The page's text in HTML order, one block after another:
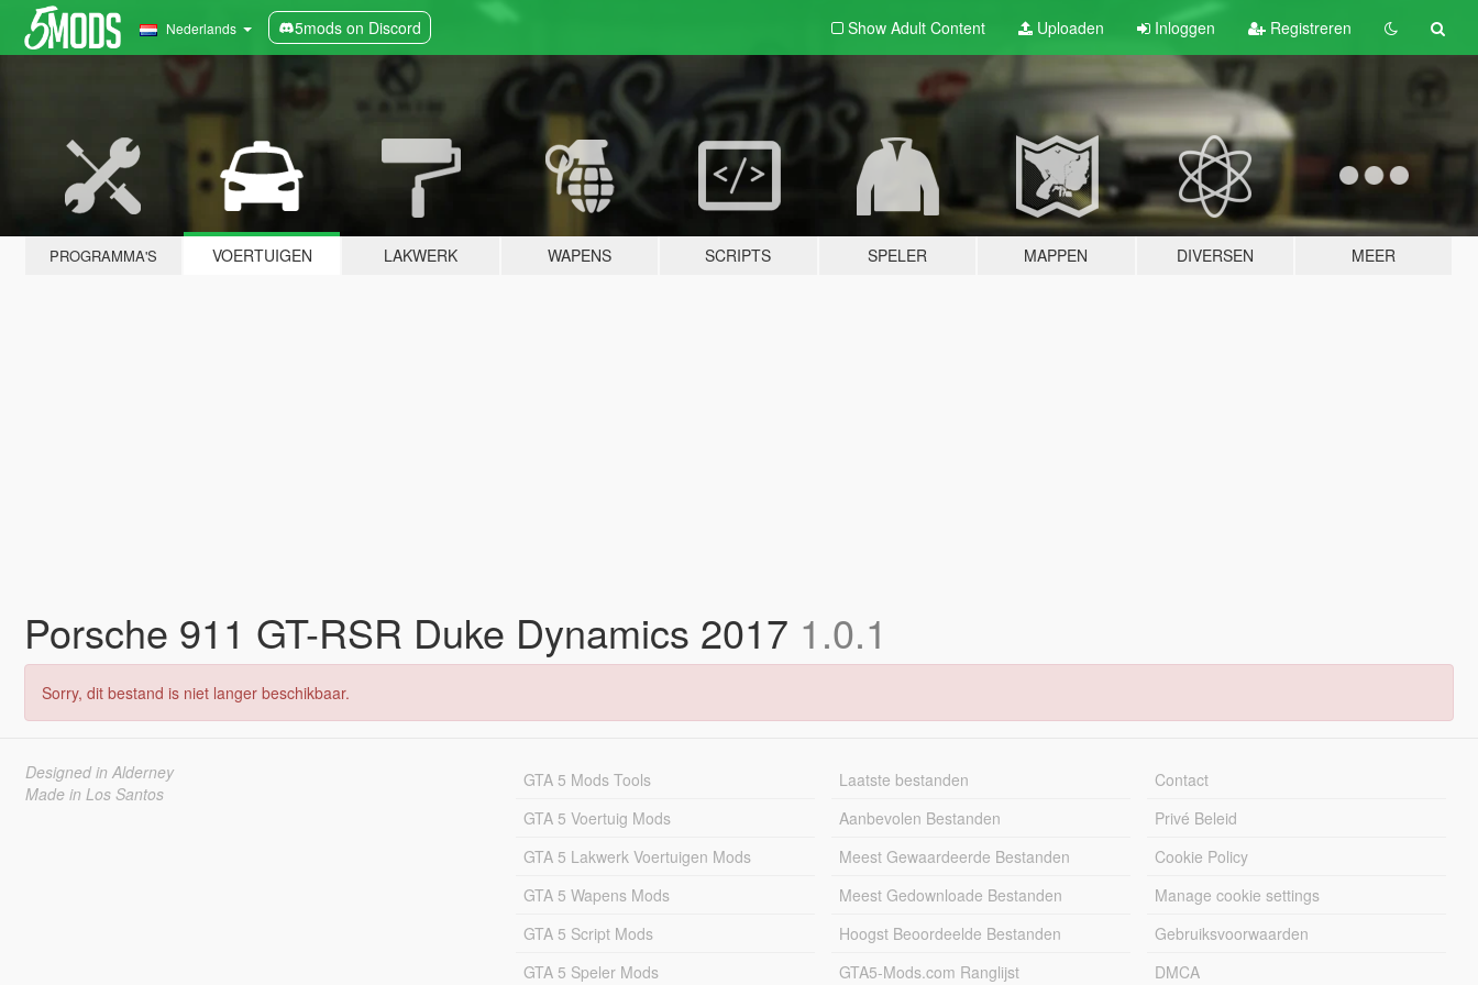
Nederlands 5mods on Discord Show Adult Content Uploaden Inloggen Registreren
PROGRAMMA'S VOERTUIGEN LAKWERK WAPENS SCRIPTS SPELER MAPPEN DIVERSEN MEER
Porsche 911 GT-RSR Duke Dynamics 2017 1.0.1
Sorry, dit bestand is niet langer beschikbaar.
Designed in Alderney
Made in Los Santos
GTA 5 Mods Tools
GTA 5 Voertuig Mods
GTA 5 Lakwerk Voertuigen Mods
GTA 5 Wapens Mods
GTA 5 Script Mods
GTA 5 Speler Mods
Laatste bestanden
Aanbevolen Bestanden
Meest Gewaardeerde Bestanden
Meest Gedownloade Bestanden
Hoogst Beoordeelde Bestanden
GTA5-Mods.com Ranglijst
Contact
Privé Beleid
Cookie Policy
Manage cookie settings
Gebruiksvoorwaarden
DMCA